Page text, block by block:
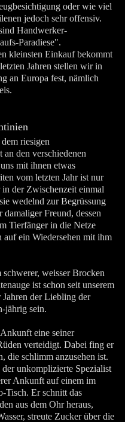
oder wie viel
jedoch sehr offensiv.
Handwerker-
Paradiese".
kleinsten Einkauf bekommt
Jahren stellen wir in
an Europa fest, nämlich
riesigen
den verschiedenen
mit ihnen etwas
vom letzten Jahr ist nur
der Zwischenzeit einmal
wedelnd zur Begrüssung
Freund, dessen
Tierfänger in die Netze
auf ein Wiedersehen mit ihm
weisser Brocken
ist schon seit unserem
der Liebling der
jährig sein.
eine seiner
verteidigt. Dabei fing er
die schlimm anzusehen ist.
unkomplizierte Spezialist
Ankunft auf einem im
Tisch. Er schnitt das
aus dem Ohr heraus,
streute Zucker über die